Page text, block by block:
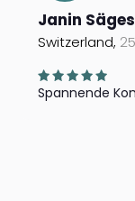
Janin
Switzerland,
Spannende